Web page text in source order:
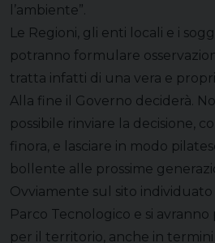
l’ambiente”.
Le Regioni, gli enti locali e i
potranno formulare
tratta infatti di una vera e
Alla fine il Governo deciderà.
possibile rinviare la decisione,
finora, e lasciare in modo
bollente alle prossime
Ovviamente sul sito
Parco Tecnologico e si
per il territorio, anche in termini